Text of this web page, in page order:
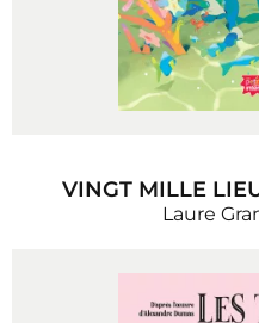
VINGT MILLE
Laure